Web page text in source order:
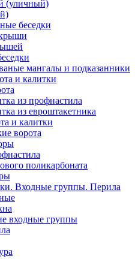
(уличный)
беседки
мангалы и подказанники
и калитки
из профнастила
из евроштакетника
и калитки
ворота
поликарбоната
Входные группы. Перила
входные группы